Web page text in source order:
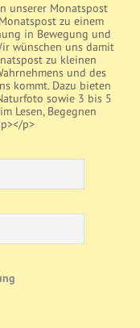
unserer Monatspost
zu einem
in Bewegung und
wünschen uns damit
zu kleinen
und des
kommt. Dazu bieten
sowie 3 bis 5
Lesen, Begegnen
p>